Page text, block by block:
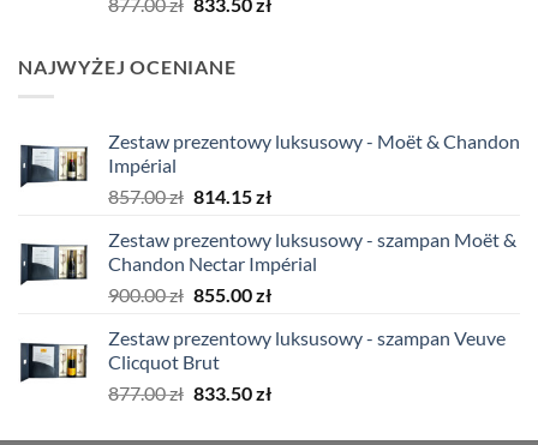
877.00 zł.
NAJWYŻEJ OCENIANE
Zestaw prezentowy luksusowy - Moët & Chandon
Impérial
857.00zł Pierwotna
wynosiła:
857.00 zł.
814.15złAktualna
wynosi:
814.15 zł.
Zestaw prezentowy luksusowy - szampan Moët &
Chandon Nectar Impérial
900.00zł Pierwotna
wynosiła:
900.00 zł.
855.00złAktualna
wynosi:
Zestaw prezentowy luksusowy - szampan Veuve
Clicquot Brut
877.00zł Pierwotna
833.50złAktualna